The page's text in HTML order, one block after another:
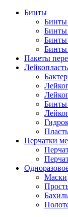
Бинты
Бинты
Бинты
Бинты
Бинты
Пакеты
Бинты
Перчатки
Маски